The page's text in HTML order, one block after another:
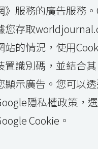
》服務的廣告服務
您存取
站的情況，使用
置識別碼，並結合
顯示廣告。您可以
隱私權政策，
Cookie。